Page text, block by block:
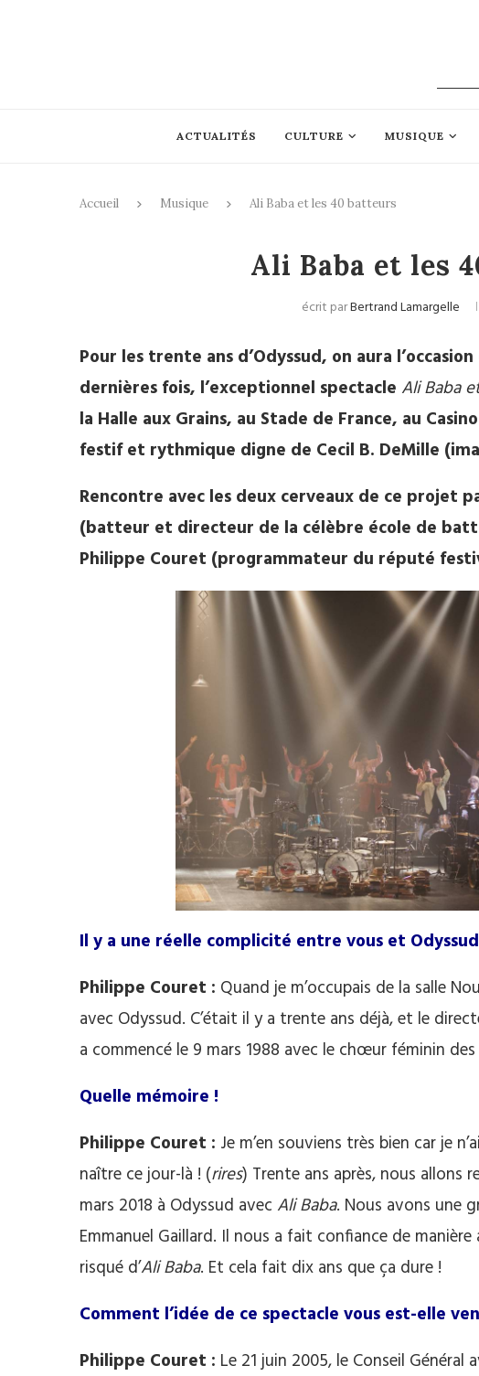
ACTUALITÉS CULTURE MUSIQUE
Accueil Musique Ali Baba et les 40 batteurs
Ali Baba et les
écrit parBertrand Lamargelle
Pour les trente ans d’Odyssud, on aura
dernières fois, l’exceptionnel spectacle Ali Baba
la Halle aux Grains, au Stade de France, au
festif et rythmique digne de Cecil B. DeMille
Rencontre avec les deux cerveaux de ce projet
(batteur et directeur de la célèbre école de
Philippe Couret (programmateur du réputé
Il y a une réelle complicité entre vous et
Philippe Couret : Quand je m’occupais de la salle
avec Odyssud. C’était il y a trente ans déjà, et le
a commencé le 9 mars 1988 avec le chœur féminin
Quelle mémoire !
Philippe Couret : Je m’en souviens très bien car je
naître ce jour-là ! (rires) Trente ans après, nous allons
mars 2018 à Odyssud avec Ali Baba. Nous avons une
Emmanuel Gaillard. Il nous a fait confiance de
risqué d’Ali Baba. Et cela fait dix ans que ça dure !
Comment l’idée de ce spectacle vous est-elle
Philippe Couret : Le 21 juin 2005, le Conseil